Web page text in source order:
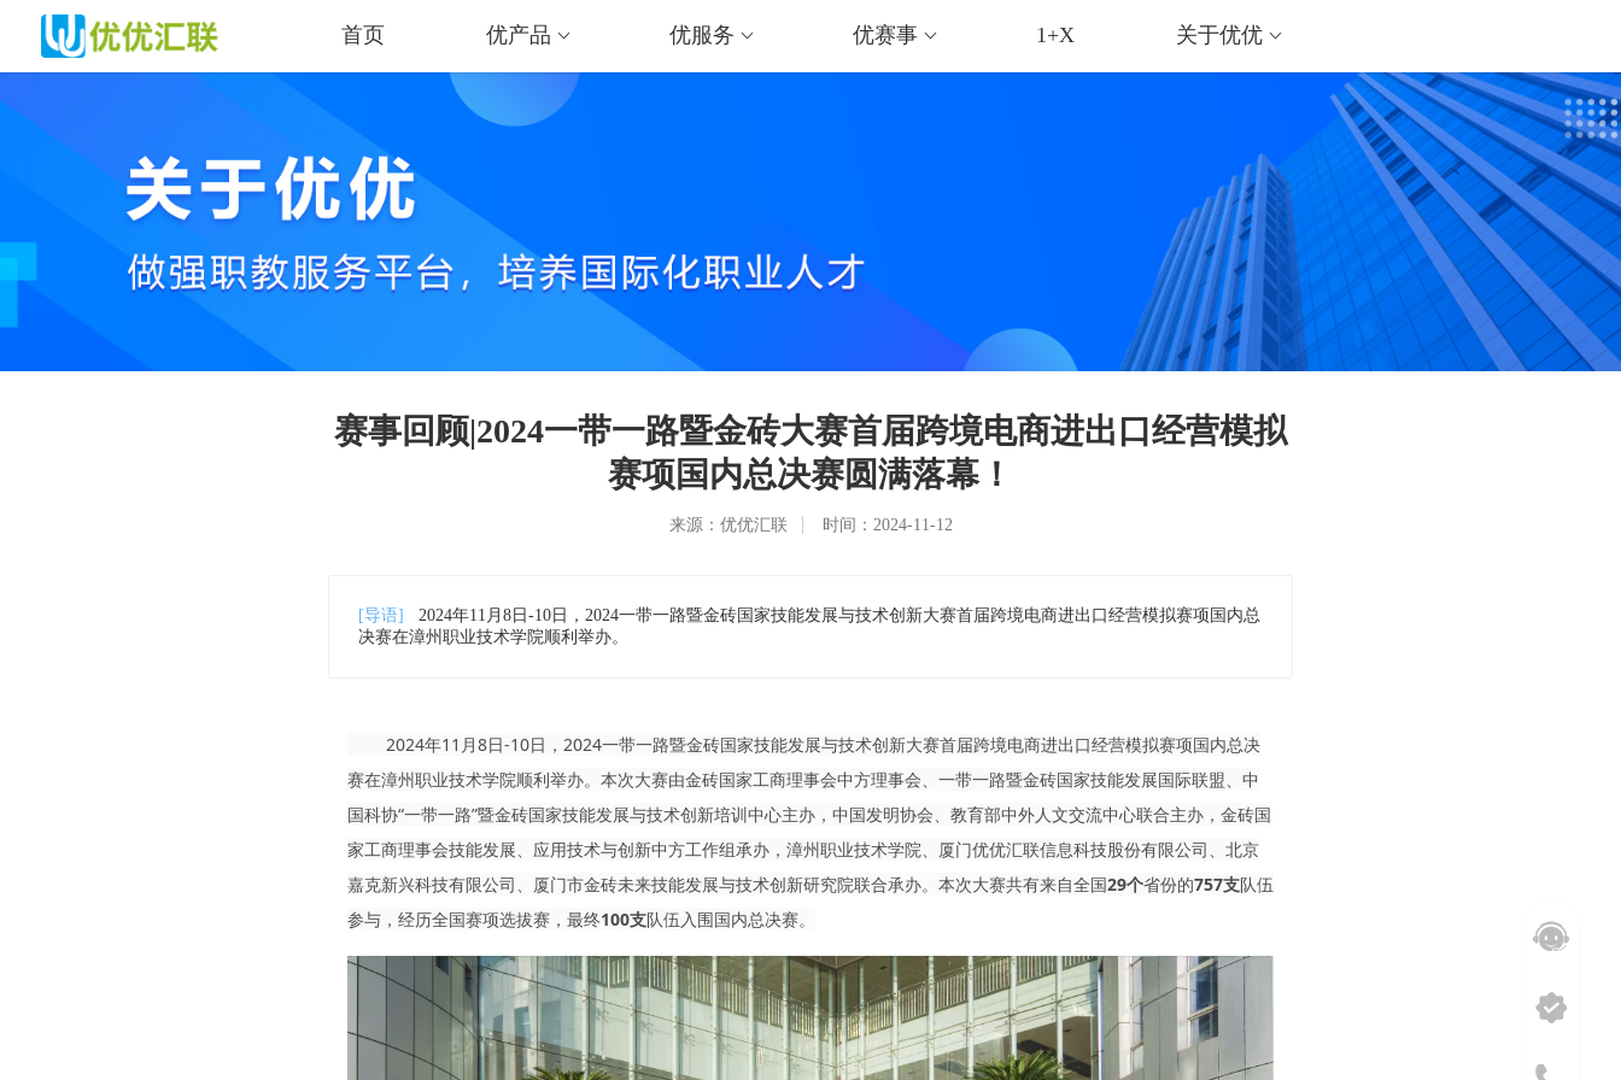
首页 优产品 优服务 优赛事 1+X 关于优优
赛事回顾|2024一带一路暨金砖大赛首届跨境电商进出口经营模拟
赛项国内总决赛圆满落幕！
来源：优优汇联 时间：2024-11-12
[导语]
2024年11月8日-10日，2024一带一路暨金砖国家技能发展与技术创新大赛首届跨境电商进出口经营模拟赛项国内总
决赛在漳州职业技术学院顺利举办。